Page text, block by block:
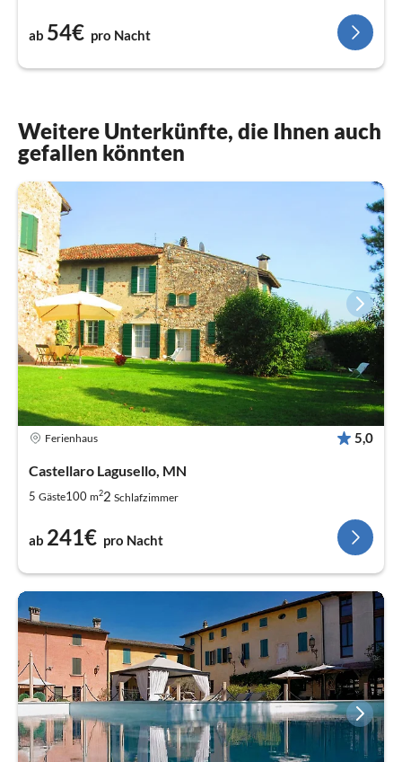
ab 54€ pro Nacht
Weitere Unterkünfte, die Ihnen auch
gefallen könnten
Ferienhaus 5,0
Castellaro Lagusello, MN
5 Gäste100 m22 Schlafzimmer
ab 241€ pro Nacht